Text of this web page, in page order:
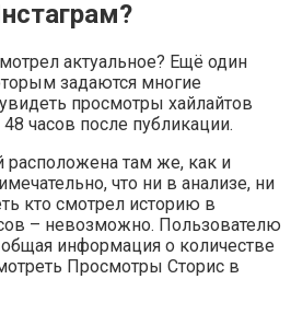
актуальное? Ещё один
задаются многие
просмотры хайлайтов
часов после публикации.
расположена там же, как и
что ни в анализе, ни
кто смотрел историю в
– невозможно. Пользователю
информация о количестве
Просмотры Сторис в